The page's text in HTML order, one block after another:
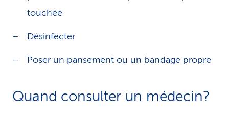
touchée
Désinfecter
Poser un pansement ou un bandage propre
Quand consulter un médecin?